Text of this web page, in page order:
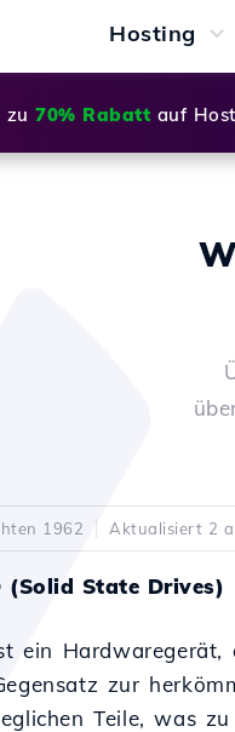
Hosting
70% Rabatt auf
1962 Aktualisiert 2
(Solid State Drives)
ein Hardwaregerät,
zur
Teile, was